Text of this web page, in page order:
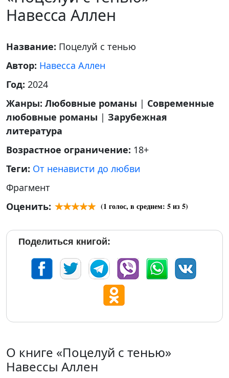
Навесса Аллен
Название: Поцелуй с тенью
Автор: Навесса Аллен
Год: 2024
Жанры: Любовные романы | Современные
любовные романы | Зарубежная
литература
Возрастное ограничение: 18+
Теги: От ненависти до любви
Фрагмент
Оценить:
(1 голос, в среднем: 5из 5)
Поделиться книгой:
О книге «Поцелуй с тенью»
Навессы Аллен